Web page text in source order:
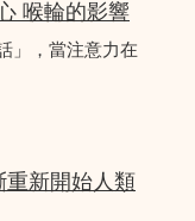
喉輪的影響
」，當注意力在
重新開始人類